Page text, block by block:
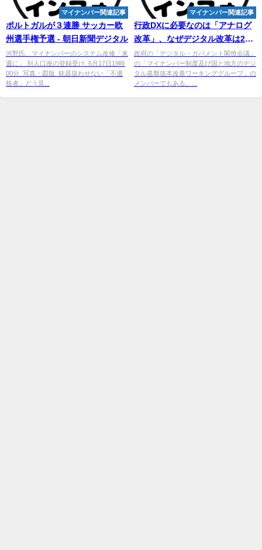
マイナンバー関連記事
ポルトガルが３連勝 サッカー欧
州選手権予選 - 朝日新聞デジタル
河野氏、マイナンバーのシステム改修「来
週に」 別人口座の登録受け. 6月17日19時
00分. 写真・図版. 銃器扱わせない「不適
格者」どう見...
マイナンバー関連記事
行政DXに必要なのは「アナログ
改革」、なぜデジタル改革は20
年以上失敗してきたか
政府の「デジタル・ガバメント閣僚会議」
の「マイナンバー制度及び国と地方のデジ
タル基盤抜本改善ワーキンググループ」の
メンバーでもある。...